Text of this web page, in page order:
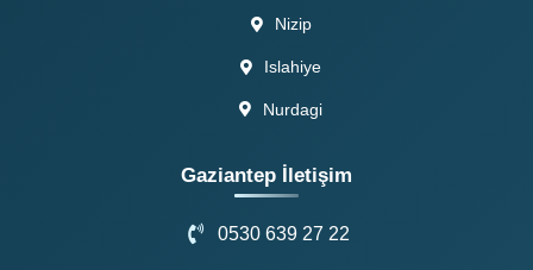
Nizip
Islahiye
Nurdagi
Gaziantep İletişim
0530 639 27 22